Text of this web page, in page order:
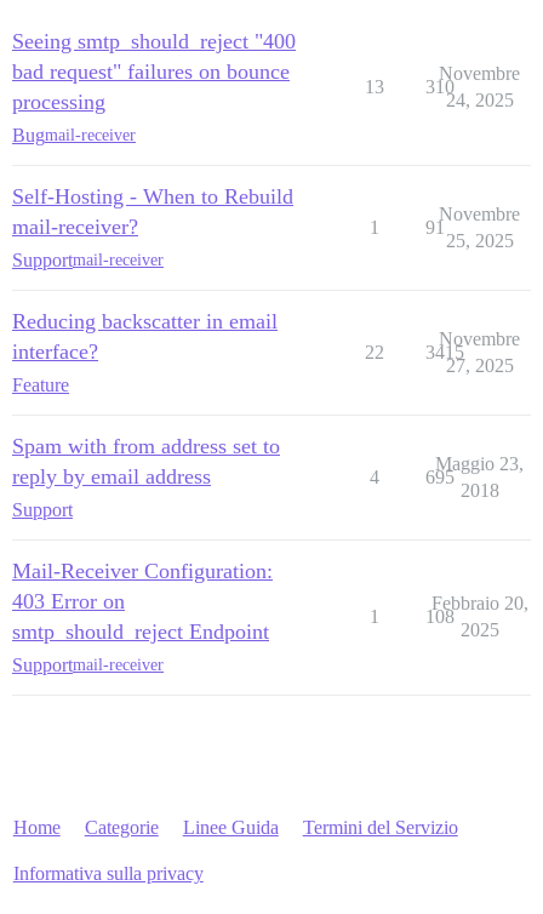
Seeing smtp_should_reject "400
bad request" failures on bounce
processing
Bugmail-receiver
13 310
Novembre
24, 2025
Self-Hosting - When to Rebuild
mail-receiver?
Supportmail-receiver
1 91
Novembre
25, 2025
Reducing backscatter in email
interface?
Feature
22 3415
Novembre
27, 2025
Spam with from address set to
reply by email address
Support
4 695
Maggio 23,
2018
Mail-Receiver Configuration:
403 Error on
smtp_should_reject Endpoint
Supportmail-receiver
1 108
Febbraio 20,
2025
Home Categorie Linee Guida Termini del Servizio
Informativa sulla privacy